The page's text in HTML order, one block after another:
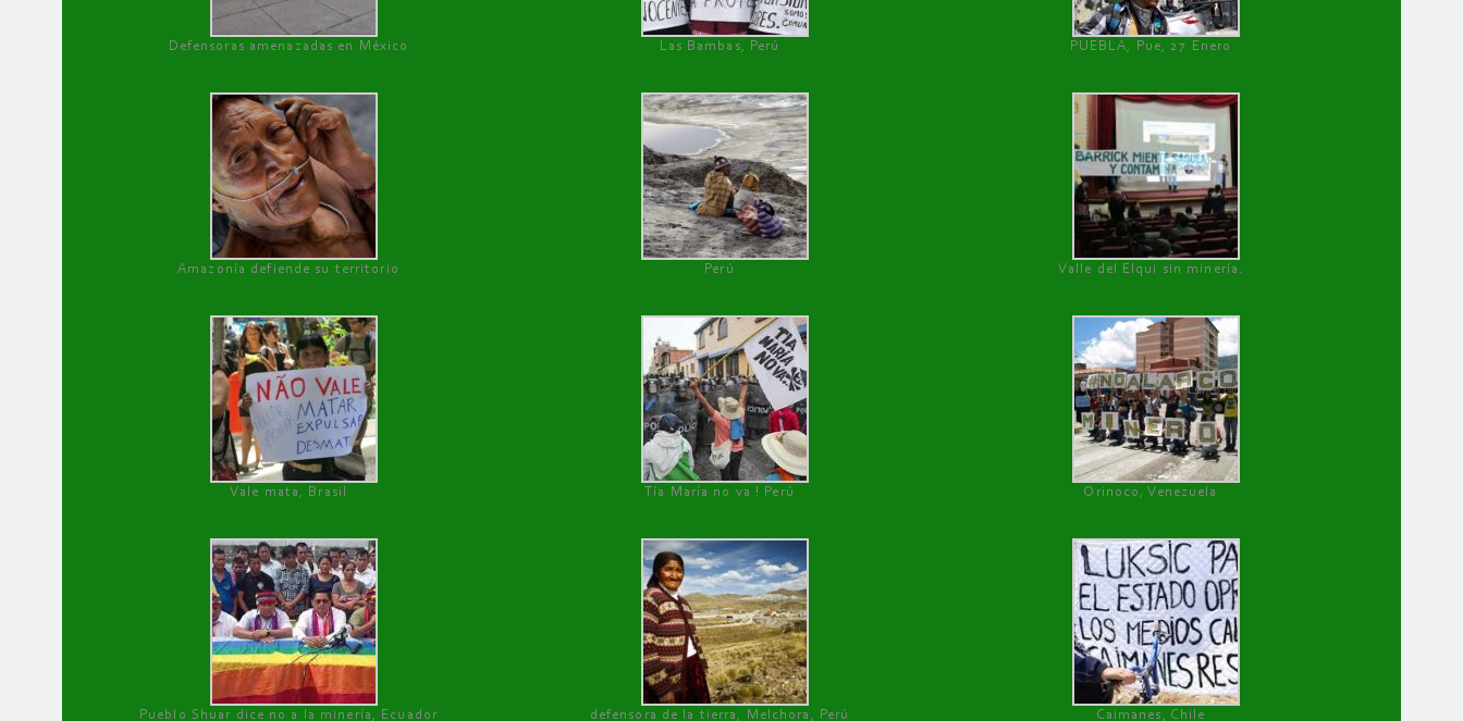
Defensoras amenazadas en México Las Bambas, Perú PUEBLA, Pue, 27 Enero
Amazonía defiende su territorio Perú Valle del Elqui sin minería.
Vale mata, Brasil Tía María no va ! Perú Orinoco, Venezuela
Pueblo Shuar dice no a la minería, Ecuador defensora de la tierra, Melchora, Perú Caimanes, Chile